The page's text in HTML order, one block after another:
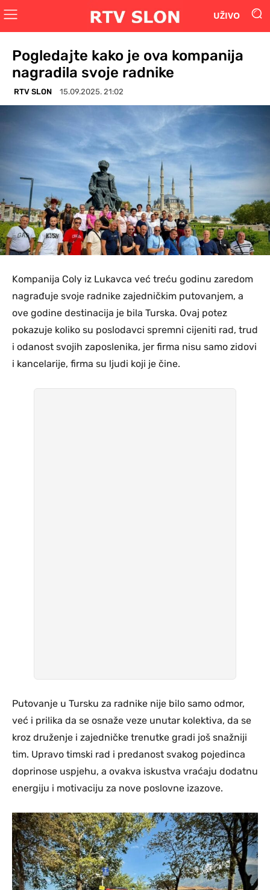
UŽIVO
Pogledajte kako je ova kompanija
nagradila svoje radnike
RTV SLON 15.09.2025. 21:02
Kompanija Coly iz Lukavca već treću godinu zaredom
nagrađuje svoje radnike zajedničkim putovanjem, a
ove godine destinacija je bila Turska. Ovaj potez
pokazuje koliko su poslodavci spremni cijeniti rad, trud
i odanost svojih zaposlenika, jer firma nisu samo zidovi
i kancelarije, firma su ljudi koji je čine.
Putovanje u Tursku za radnike nije bilo samo odmor,
već i prilika da se osnaže veze unutar kolektiva, da se
kroz druženje i zajedničke trenutke gradi još snažniji
tim. Upravo timski rad i predanost svakog pojedinca
doprinose uspjehu, a ovakva iskustva vraćaju dodatnu
energiju i motivaciju za nove poslovne izazove.